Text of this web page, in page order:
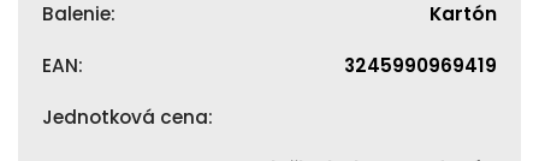
Balenie: Kartón
EAN: 3245990969419
Jednotková cena: